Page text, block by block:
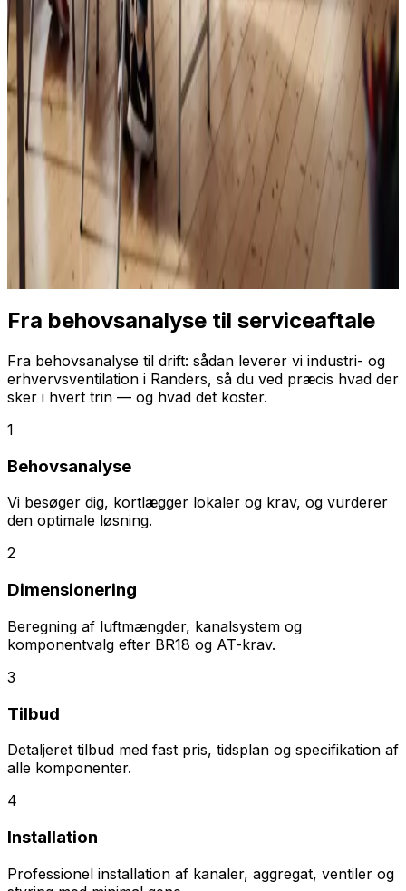
Fra behovsanalyse til serviceaftale
Fra behovsanalyse til drift: sådan leverer vi industri- og
erhvervsventilation i Randers, så du ved præcis hvad der
sker i hvert trin — og hvad det koster.
1
Behovsanalyse
Vi besøger dig, kortlægger lokaler og krav, og vurderer
den optimale løsning.
2
Dimensionering
Beregning af luftmængder, kanalsystem og
komponentvalg efter BR18 og AT-krav.
3
Tilbud
Detaljeret tilbud med fast pris, tidsplan og specifikation af
alle komponenter.
4
Installation
Professionel installation af kanaler, aggregat, ventiler og